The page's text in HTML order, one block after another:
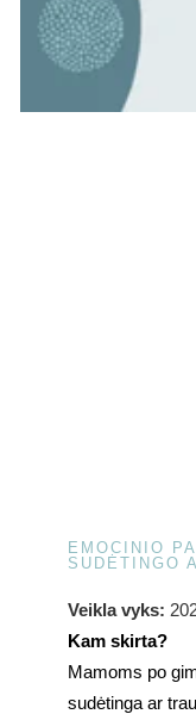
EMOCINIO
SUDĖTINGO
Veikla vyks:
Kam skirta?
Mamoms po
sudėtinga ar